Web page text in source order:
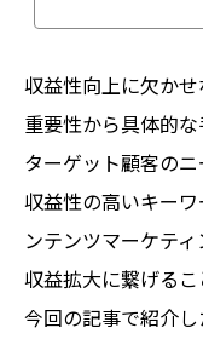
収益性向上に欠か
重要性から具体的な
ターゲット顧客のニ
収益性の高いキー
ンテンツマーケティ
収益拡大に繋げるこ
今回の記事で紹介